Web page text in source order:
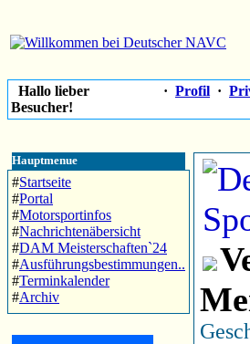
Hallo lieber
Besucher!
· Profil ·
Hauptmenue
#Startseite
#Portal
#Motorsportinfos
#Nachrichtenäbersicht
#DAM Meisterschaften`24
#Ausführungsbestimmungen..
#Terminkalender
#Archiv